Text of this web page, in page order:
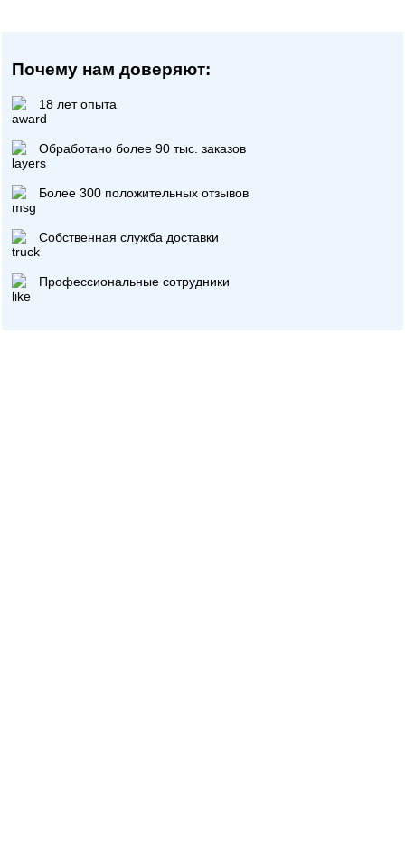
Почему нам доверяют:
18 лет опыта
Обработано более 90 тыс. заказов
Более 300 положительных отзывов
Собственная служба доставки
Профессиональные сотрудники